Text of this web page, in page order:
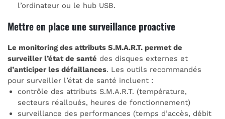
l’ordinateur ou le hub USB.
Mettre en place une surveillance proactive
Le monitoring des attributs S.M.A.R.T. permet de
surveiller l’état de santé des disques externes et
d’anticiper les défaillances. Les outils recommandés
pour surveiller l’état de santé incluent :
contrôle des attributs S.M.A.R.T. (température,
secteurs réalloués, heures de fonctionnement)
surveillance des performances (temps d’accès, débit